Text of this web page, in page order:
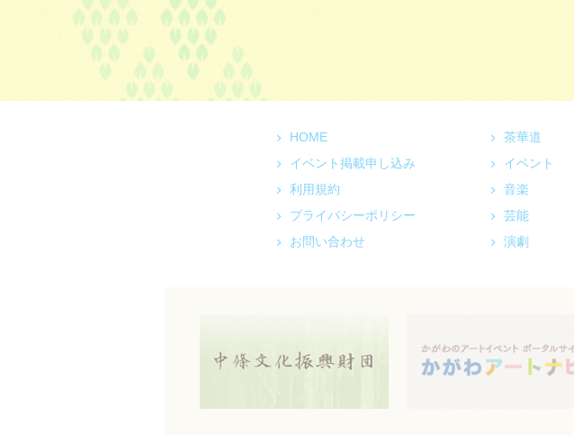
HOME
イベント掲載申し込み
利用規約
プライバシーポリシー
お問い合わせ
茶華道
イベント
音楽
芸能
演劇